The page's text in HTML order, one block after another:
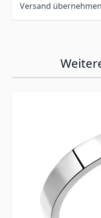
Versand